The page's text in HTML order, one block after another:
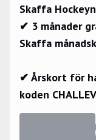
Skaffa
✔ 3 månader
Skaffa
✔ Årskort för
koden